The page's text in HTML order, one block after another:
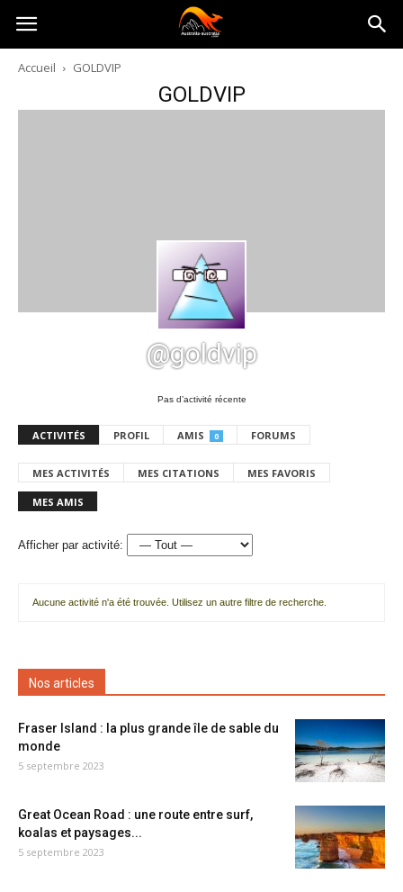
Australia-
australie.com
Accueil GOLDVIP
GOLDVIP
@goldvip
Pas d’activité récente
ACTIVITÉS PROFIL AMIS 0 FORUMS
MES ACTIVITÉS MES CITATIONS MES FAVORIS
MES AMIS
Afficher par activité:
Aucune activité n'a été trouvée. Utilisez un autre filtre de recherche.
Nos articles
Fraser Island : la plus grande île de sable du
monde
5 septembre 2023
Great Ocean Road : une route entre surf,
koalas et paysages...
5 septembre 2023